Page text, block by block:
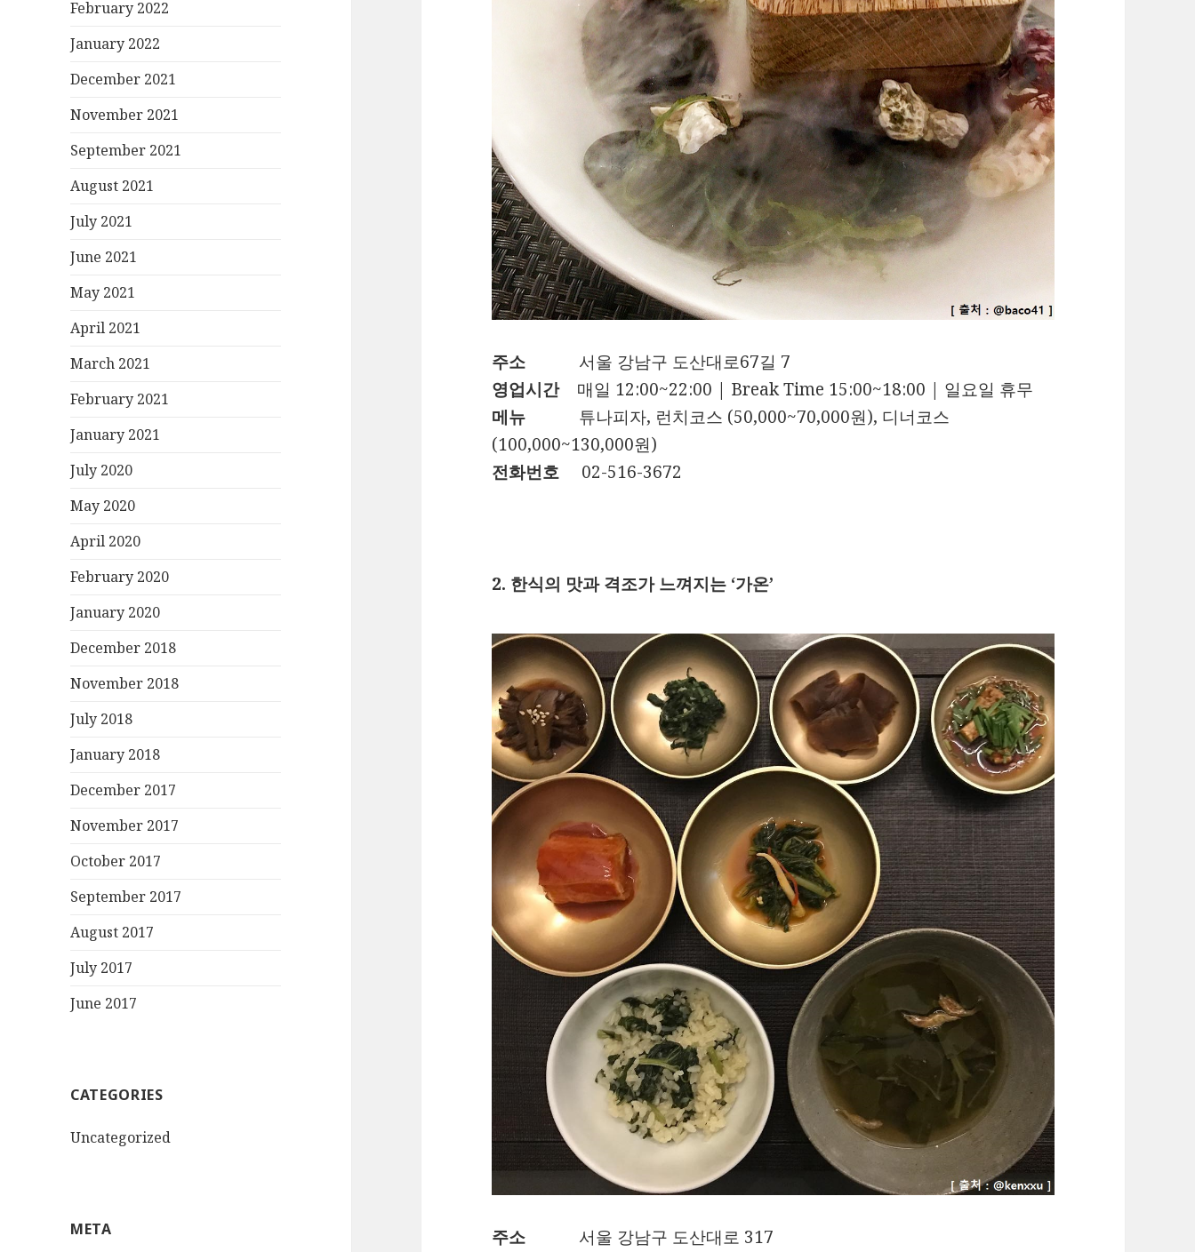
February 2022
January 2022
December 2021
November 2021
September 2021
August 2021
July 2021
June 2021
May 2021
April 2021
March 2021
February 2021
January 2021
July 2020
May 2020
April 2020
February 2020
January 2020
December 2018
November 2018
July 2018
January 2018
December 2017
November 2017
October 2017
September 2017
August 2017
July 2017
June 2017
CATEGORIES
Uncategorized
META
주소
서울 강남구 도산대로67길 7
영업시간 매일 12:00~22:00 | Break Time 15:00~18:00 | 일요일 휴무
메뉴 튜나피자, 런치코스 (50,000~70,000원), 디너코스
(100,000~130,000원)
전화번호 02-516-3672
2. 한식의 맛과 격조가 느껴지는 ‘가온’
주소
서울 강남구 도산대로 317